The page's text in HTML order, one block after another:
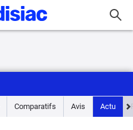
Comparatifs Avis Actu